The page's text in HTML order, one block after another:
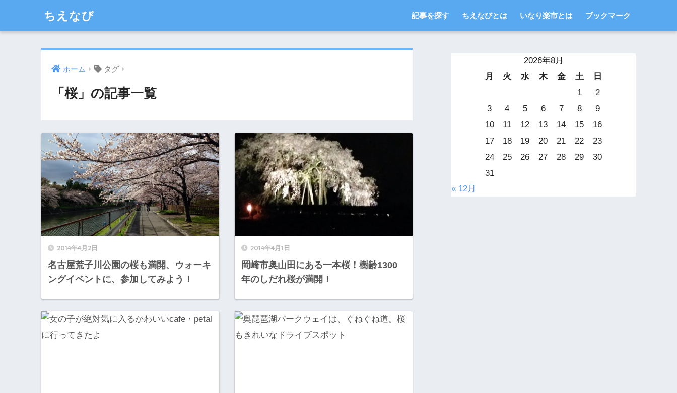
ちえなび 記事を探す ちえなびとは いなり楽市とは ブックマーク
ホーム タグ
「桜」の記事一覧
2014年4月2日
名古屋荒子川公園の桜も満開、ウォーキ
ングイベントに、参加してみよう！
2014年4月1日
岡崎市奥山田にある一本桜！樹齢1300
年のしだれ桜が満開！
2026年8月
月
火 水 木 金 土
日
1
2
3
4 5 6 7 8
9
10
11 12 13 14 15
16
17
18 19 20 21 22
23
24
25 26 27 28 29
30
31
« 12月